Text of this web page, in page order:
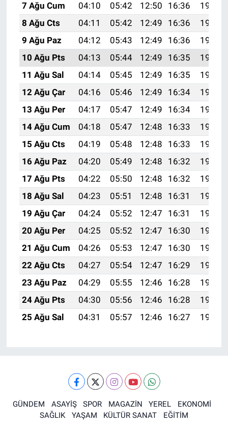
7 Ağu Cum 04:10 05:42 12:50 16:36
19:48
8 Ağu Cts
04:11 05:42 12:49 16:36
19:46
9 Ağu Paz
04:12 05:43 12:49 16:36
19:45
10 Ağu Pts
04:13 05:44 12:49 16:35
19:44
11 Ağu Sal
04:14 05:45 12:49 16:35
19:43
12 Ağu Çar
04:16 05:46 12:49 16:34
19:42
13 Ağu Per
04:17 05:47 12:49 16:34
19:41
14 Ağu Cum
04:18 05:47 12:48 16:33
19:40
15 Ağu Cts
04:19 05:48 12:48 16:33
19:38
16 Ağu Paz
04:20 05:49 12:48 16:32
19:37
17 Ağu Pts
04:22 05:50 12:48 16:32
19:36
18 Ağu Sal
04:23 05:51 12:48 16:31
19:35
19 Ağu Çar
04:24 05:52 12:47 16:31
19:33
20 Ağu Per
04:25 05:52 12:47 16:30
19:32
21 Ağu Cum
04:26 05:53 12:47 16:30
19:31
22 Ağu Cts
04:27 05:54 12:47 16:29
19:29
23 Ağu Paz
04:29 05:55 12:46 16:28
19:28
24 Ağu Pts
04:30 05:56 12:46 16:28
19:27
25 Ağu Sal
04:31 05:57 12:46 16:27 19:25
GÜNDEM ASAYİŞ SPOR MAGAZİN YEREL
EKONOMİ
SAĞLIK
YAŞAM KÜLTÜR SANAT EĞİTİM